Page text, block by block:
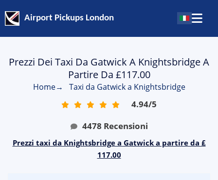
Airport Pickups London
Prezzi Dei Taxi Da Gatwick A Knightsbridge A
Partire Da £117.00
Home→ Taxi da Gatwick a Knightsbridge
4.94/5
4478 Recensioni
Prezzi taxi da Knightsbridge a Gatwick a partire da £
117.00